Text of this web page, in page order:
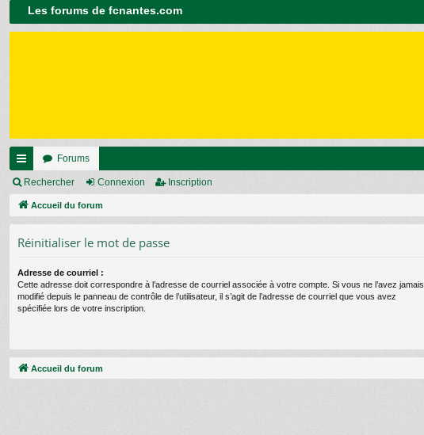
Les forums de fcnantes.com
ac
co
s
Forums
Rechercher Connexion Inscription
Accueil du forum
Réinitialiser le mot de passe
Adresse de courriel :
Cette adresse doit correspondre à l’adresse de courriel associée à votre compte. Si vous ne l’avez jamais
modifié depuis le panneau de contrôle de l’utilisateur, il s’agit de l’adresse de courriel que vous avez
spécifiée lors de votre inscription.
Accueil du forum